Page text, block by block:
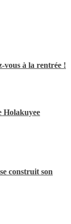
vous à la rentrée !
Holakuyee
construit son